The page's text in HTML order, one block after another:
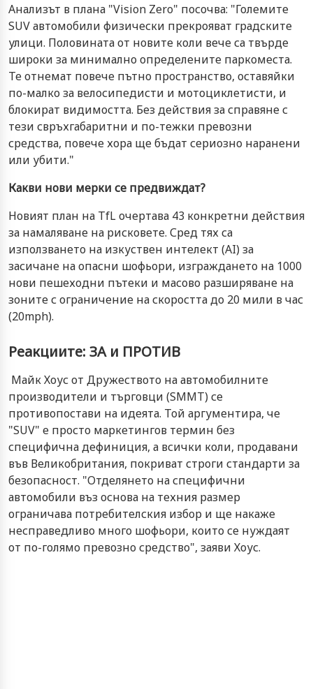
Анализът в плана "Vision Zero" посочва: "Големите
SUV автомобили физически прекрояват градските
улици. Половината от новите коли вече са твърде
широки за минимално определените паркоместа.
Те отнемат повече пътно пространство, оставяйки
по-малко за велосипедисти и мотоциклетисти, и
блокират видимостта. Без действия за справяне с
тези свръхгабаритни и по-тежки превозни
средства, повече хора ще бъдат сериозно наранени
или убити."
Какви нови мерки се предвиждат?
Новият план на TfL очертава 43 конкретни действия
за намаляване на рисковете. Сред тях са
използването на изкуствен интелект (AI) за
засичане на опасни шофьори, изграждането на 1000
нови пешеходни пътеки и масово разширяване на
зоните с ограничение на скоростта до 20 мили в час
(20mph).
Реакциите: ЗА и ПРОТИВ
Майк Хоус от Дружеството на автомобилните
производители и търговци (SMMT) се
противопостави на идеята. Той аргументира, че
"SUV" е просто маркетингов термин без
специфична дефиниция, а всички коли, продавани
във Великобритания, покриват строги стандарти за
безопасност. "Отделянето на специфични
автомобили въз основа на техния размер
ограничава потребителския избор и ще накаже
несправедливо много шофьори, които се нуждаят
от по-голямо превозно средство", заяви Хоус.